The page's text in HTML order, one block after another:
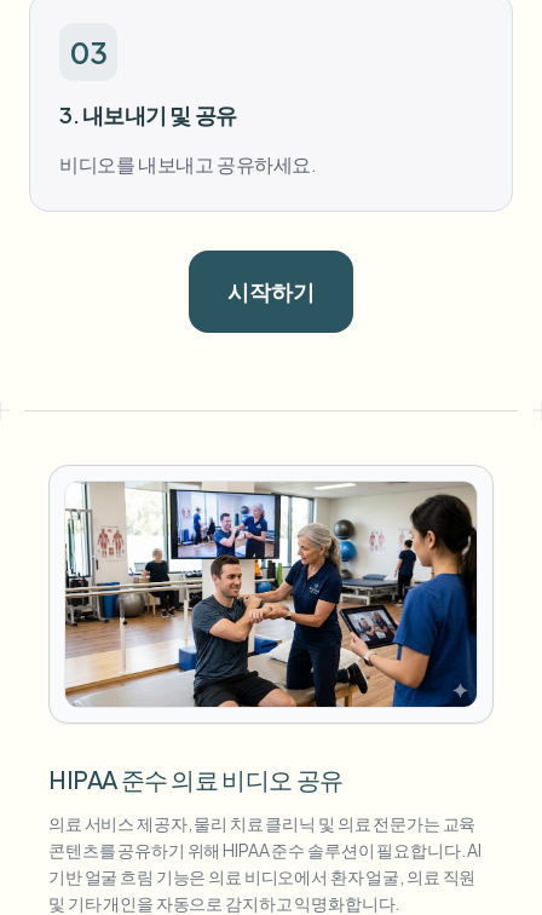
03
3. 내보내기 및 공유
비디오를 내보내고 공유하세요.
시작하기
HIPAA 준수 의료 비디오 공유
의료 서비스 제공자, 물리 치료 클리닉 및 의료 전문가는 교육
콘텐츠를 공유하기 위해 HIPAA 준수 솔루션이 필요합니다. AI
기반 얼굴 흐림 기능은 의료 비디오에서 환자 얼굴, 의료 직원
및 기타 개인을 자동으로 감지하고 익명화합니다.